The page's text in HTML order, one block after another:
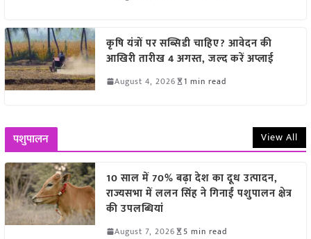
कृषि यंत्रों पर सब्सिडी चाहिए? आवेदन की
आखिरी तारीख 4 अगस्त, जल्द करें अप्लाई
August 4, 2026 1 min read
पशुपालन View All
10 साल में 70% बढ़ा देश का दूध उत्पादन,
राज्यसभा में ललन सिंह ने गिनाईं पशुपालन क्षेत्र
की उपलब्धियां
August 7, 2026 5 min read